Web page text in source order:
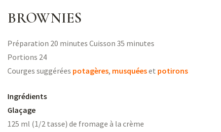
BROWNIES
Préparation 20 minutes Cuisson 35 minutes
Portions 24
Courges suggérées potagères, musquéeset potirons
Ingrédients
Glaçage
125 ml (1/2 tasse) de fromage à la crème